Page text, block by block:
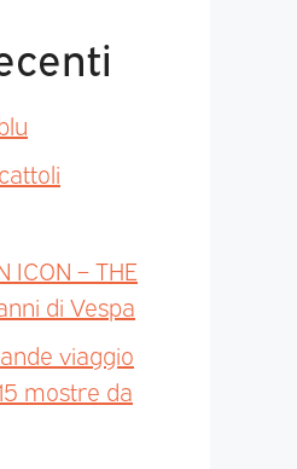
ICON – THE
di Vespa
viaggio
mostre da